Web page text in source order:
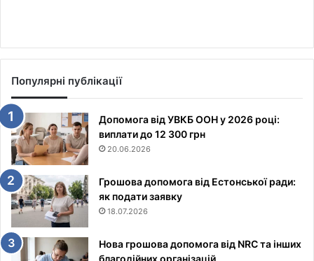
Популярні публікації
Допомога від УВКБ ООН у 2026 році:
виплати до 12 300 грн
20.06.2026
Грошова допомога від Естонської ради:
як подати заявку
18.07.2026
Нова грошова допомога від NRC та інших
благодійних організацій